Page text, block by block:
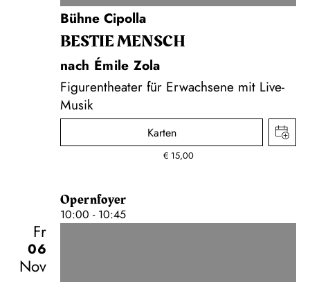
Bühne Cipolla
BESTIE MENSCH
nach Émile Zola
Figurentheater für Erwachsene mit Live-
Musik
Karten
€ 15,00
Opernfoyer
10:00 - 10:45
Fr
06
Nov